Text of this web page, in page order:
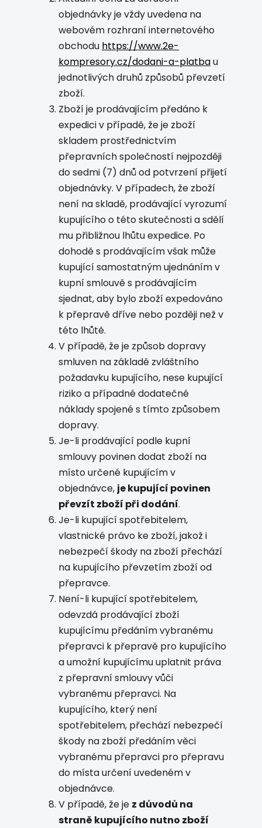
objednávky je vždy uvedena na
webovém rozhraní internetového
obchodu https://www.2e-
kompresory.cz/dodani-a-platbau
jednotlivých druhů způsobů převzetí
zboží.
Zboží je prodávajícím předáno k
expedici v případě, že je zboží
skladem prostřednictvím
přepravních společností nejpozději
do sedmi (7) dnů od potvrzení přijetí
objednávky. V případech, že zboží
není na skladě, prodávající vyrozumí
kupujícího o této skutečnosti a sdělí
mu přibližnou lhůtu expedice. Po
dohodě s prodávajícím však může
kupující samostatným ujednáním v
kupní smlouvě s prodávajícím
sjednat, aby bylo zboží expedováno
k přepravě dříve nebo později než v
této lhůtě.
V případě, že je způsob dopravy
smluven na základě zvláštního
požadavku kupujícího, nese kupující
riziko a případné dodatečné
náklady spojené s tímto způsobem
dopravy.
Je-li prodávající podle kupní
smlouvy povinen dodat zboží na
místo určené kupujícím v
objednávce, je kupující povinen
převzít zboží při dodání.
Je-li kupující spotřebitelem,
vlastnické právo ke zboží, jakož i
nebezpečí škody na zboží přechází
na kupujícího převzetím zboží od
přepravce.
Není-li kupující spotřebitelem,
odevzdá prodávající zboží
kupujícímu předáním vybranému
přepravci k přepravě pro kupujícího
a umožní kupujícímu uplatnit práva
z přepravní smlouvy vůči
vybranému přepravci. Na
kupujícího, který není
spotřebitelem, přechází nebezpečí
škody na zboží předáním věci
vybranému přepravci pro přepravu
do místa určení uvedeném v
objednávce.
V případě, že je z důvodů na
straně kupujícího nutno zboží